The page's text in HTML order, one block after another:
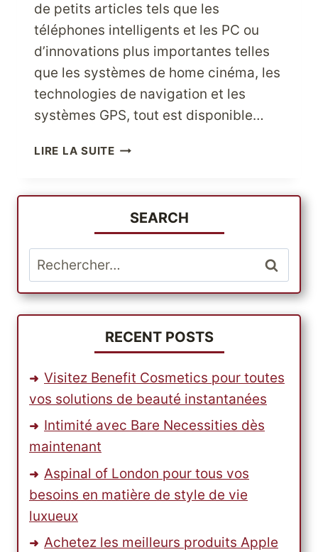
de petits articles tels que les
téléphones intelligents et les PC ou
d’innovations plus importantes telles
que les systèmes de home cinéma, les
technologies de navigation et les
systèmes GPS, tout est disponible…
LIRE LA SUITEACCÉDEZ
CAPACITÉS
ILLIMITÉES
EN
FAISANT
VOS
ACHATS
DANS
LES
MAGASINS
BEST
BUY
USA
SEARCH
Rechercher :
RECENT POSTS
Visitez Benefit Cosmetics pour toutes
vos solutions de beauté instantanées
Intimité avec Bare Necessities dès
maintenant
Aspinal of London pour tous vos
besoins en matière de style de vie
luxueux
Achetez les meilleurs produits Apple